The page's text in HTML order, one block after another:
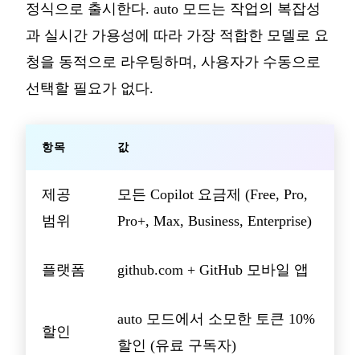
정식으로 출시한다. auto 모드는 작업의 복잡성
과 실시간 가용성에 따라 가장 적합한 모델로 요
청을 동적으로 라우팅하며, 사용자가 수동으로
선택할 필요가 없다.
항목 값
제공
범위
모든 Copilot 요금제 (Free, Pro,
Pro+, Max, Business, Enterprise)
플랫폼 github.com + GitHub 모바일 앱
할인
auto 모드에서 소모한 토큰 10%
할인 (유료 구독자)